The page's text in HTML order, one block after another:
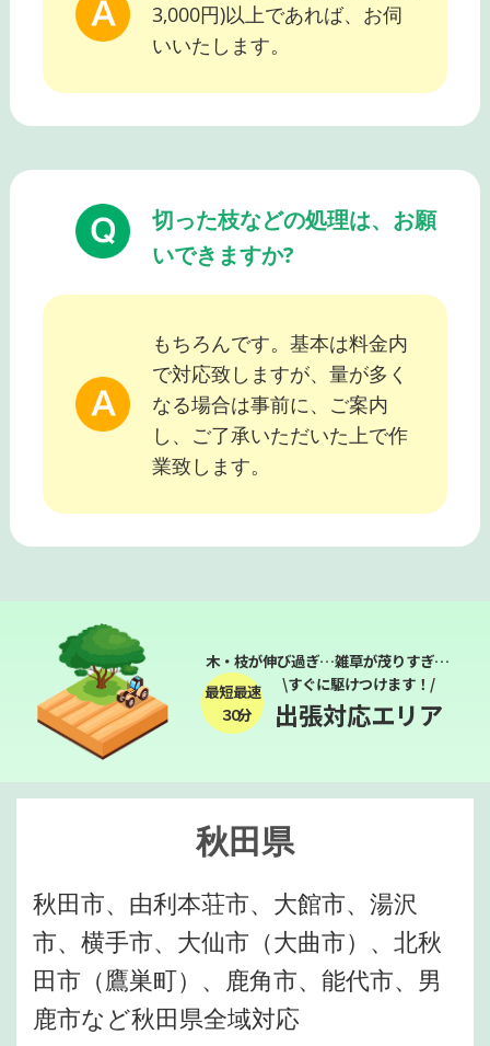
3,000円)以上であれば、お伺
いいたします。
切った枝などの処理は、お願
いできますか?
もちろんです。基本は料金内
で対応致しますが、量が多く
なる場合は事前に、ご案内
し、ご了承いただいた上で作
業致します。
木・枝が伸び過ぎ…雑草が茂りすぎ…
最短最速
３０分
\すぐに駆けつけます！/
出張対応エリア
秋田県
秋田市、由利本荘市、大館市、湯沢
市、横手市、大仙市（大曲市）、北秋
田市（鷹巣町）、鹿角市、能代市、男
鹿市など秋田県全域対応